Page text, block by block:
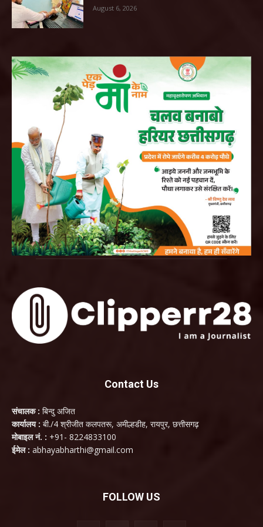
August 6, 2026
Contact Us
संचालक : बिन्दु अजित
कार्यालय : बी./4 श्रीजीत कलपतरू, अमील्हडीह, रायपुर, छत्तीसगढ़
मोबाइल नं. : +91- 8224833100
ईमेल : abhayabharthi@gmail.com
FOLLOW US